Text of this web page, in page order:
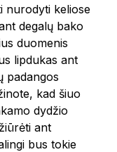
nurodyti keliose
degalų bako
duomenis
lipdukas ant
padangos
kad šiuo
dydžio
ant
bus tokie